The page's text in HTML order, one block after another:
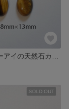
SOLD OUT